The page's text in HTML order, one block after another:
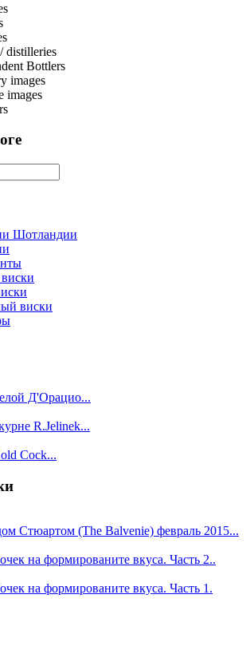
distilleries
Bottlers
images
images
Шотландии
виски
Д'Орацио...
R.Jelinek...
Cock...
Стюартом (The Balvenie) февраль 2015...
на формированите вкуса. Часть 2..
на формированите вкуса. Часть 1.